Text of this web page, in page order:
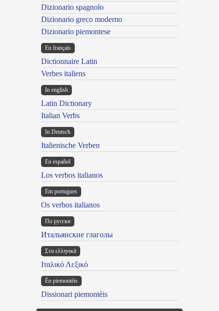
Dizionario spagnolo
Dizionario greco moderno
Dizionario piemontese
En français
Dictionnaire Latin
Verbes italiens
In english
Latin Dictionary
Italian Verbs
In Deutsch
Italienische Verben
En español
Los verbos italianos
Em portugues
Os verbos italianos
По русски
Итальянские глаголы
Στα ελληνικά
Ιταλικό Λεξικό
Ën piemontèis
Dissionari piemontèis